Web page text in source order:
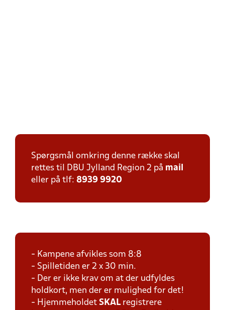
Spørgsmål omkring denne række skal
rettes til DBU Jylland Region 2 på mail
eller på tlf: 8939 9920
- Kampene afvikles som 8:8
- Spilletiden er 2 x 30 min.
- Der er ikke krav om at der udfyldes
holdkort, men der er mulighed for det!
- Hjemmeholdet SKAL registrere